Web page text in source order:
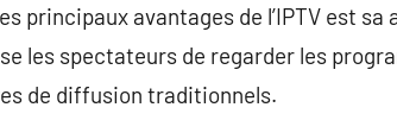
principaux avantages de l’IPTV est
les spectateurs de regarder les
de diffusion traditionnels.